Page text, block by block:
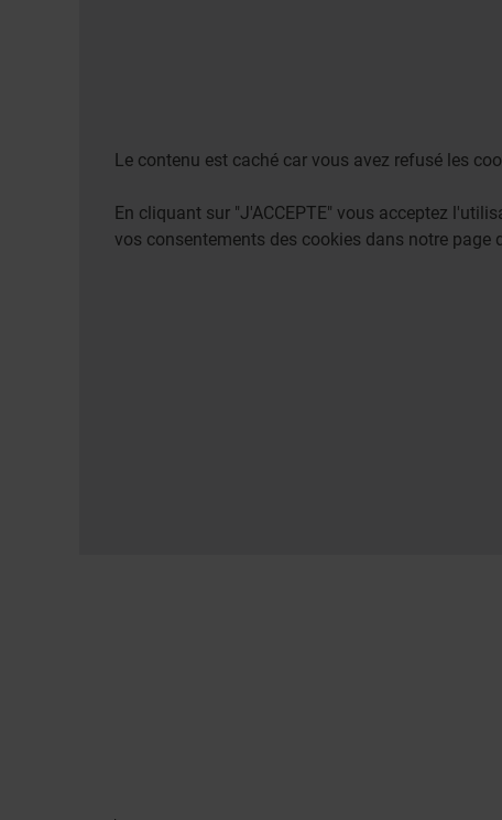
Le contenu est caché car vous avez refusé les
En cliquant sur "J'ACCEPTE" vous acceptez
vos consentements des cookies dans notre page